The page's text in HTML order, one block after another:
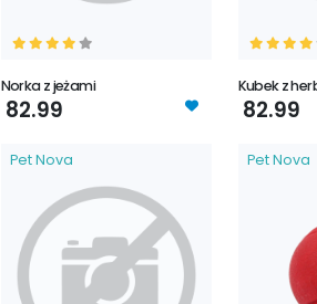
Norka z jeżami
82.99
Kubek z
82.99
Pet Nova Pet Nova